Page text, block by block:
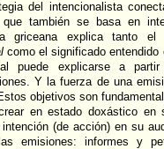
del intencionalista
también se basa en
griceana explica tanto el
como el significado
puede explicarse a
Y la fuerza de una
objetivos son
en estado doxástico en
(de acción) en su
emisiones: informes y